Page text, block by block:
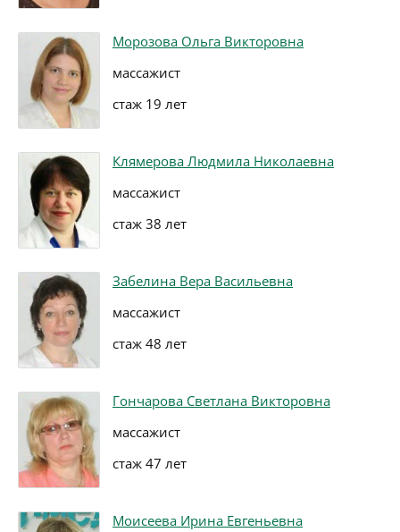
Морозова Ольга Викторовна
массажист
стаж 19 лет
Клямерова Людмила Николаевна
массажист
стаж 38 лет
Забелина Вера Васильевна
массажист
стаж 48 лет
Гончарова Светлана Викторовна
массажист
стаж 47 лет
Моисеева Ирина Евгеньевна